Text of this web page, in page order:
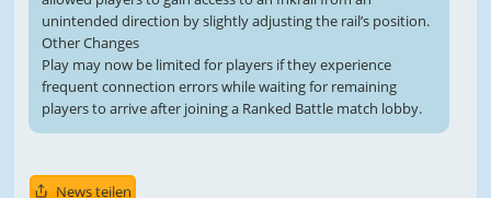
unintended direction by slightly adjusting the rail’s position.
Other Changes
Play may now be limited for players if they experience
frequent connection errors while waiting for remaining
players to arrive after joining a Ranked Battle match lobby.
News teilen